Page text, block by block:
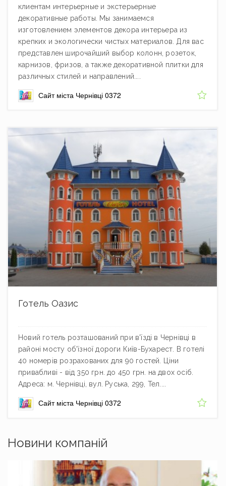
клиентам интерьерные и экстерьерные
декоративные работы. Мы занимаемся
изготовлением элементов декора интерьера из
крепких и экологически чистых материалов. Для вас
представлен широчайший выбор колонн, розеток,
карнизов, фризов, а также декоративной плитки для
различных стилей и направлений....
Сайт міста Чернівці 0372
Готель Оазис
Новий готель розташований при в'їзді в Чернівці в
районі мосту об'їзної дороги Київ-Бухарест. В готелі
40 номерів розрахованих для 90 гостей. Ціни
привабливі - від 350 грн. до 450 грн. на двох осіб.
Адреса: м. Чернівці, вул. Руська, 299, Тел....
Сайт міста Чернівці 0372
Новини компаній